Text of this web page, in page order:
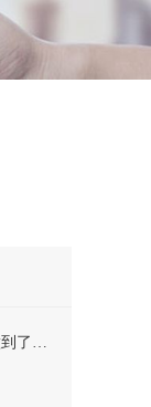
上海迎录：“搞技术就是要较真儿”，他做到了进口品牌做不到的事儿